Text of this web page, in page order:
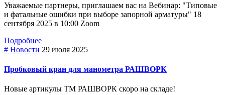
Уважаемые партнеры, приглашаем вас на Вебинар: "Типовые
и фатальные ошибки при выборе зaпopнoй арматуры" 18
сентября 2025 в 10:00 Zoom
Подробнее
# Новости 29 июля 2025
Пробковый кран для манометра РАШВОРК
Новые артикулы ТМ РАШВОРК скоро на складе!